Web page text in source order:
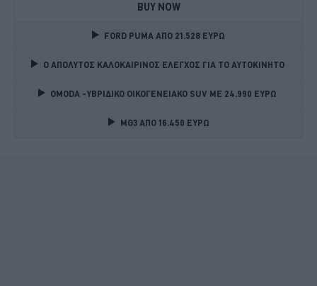
BUY NOW
FORD PUMA ΑΠΟ 21.528 ΕΥΡΩ
Ο ΑΠΟΛΥΤΟΣ ΚΑΛΟΚΑΙΡΙΝΟΣ ΕΛΕΓΧΟΣ ΓΙΑ ΤΟ ΑΥΤΟΚΙΝΗΤΟ
OMODA -ΥΒΡΙΔΙΚΟ ΟΙΚΟΓΕΝΕΙΑΚΟ SUV ME 24.990 ΕΥΡΩ
MG3 ΑΠΟ 16.450 ΕΥΡΩ